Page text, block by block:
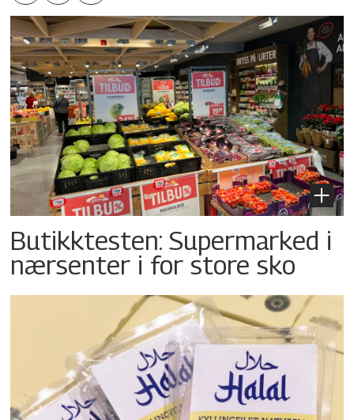
Butikktesten: Supermarked i
nærsenter i for store sko